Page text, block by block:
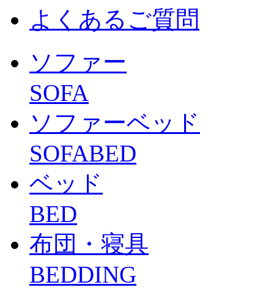
よくあるご質問
ソファー
SOFA
ソファーベッド
SOFABED
ベッド
BED
布団・寝具
BEDDING